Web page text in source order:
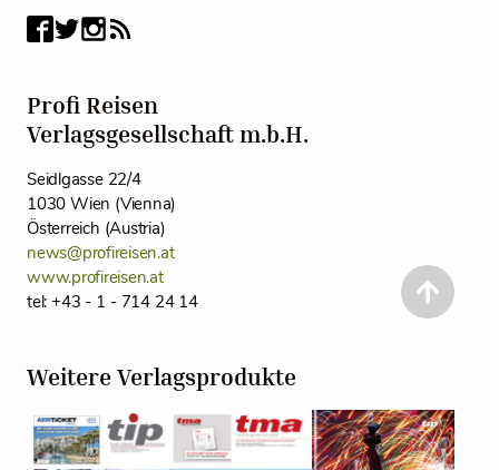
Profi Reisen
Verlagsgesellschaft m.b.H.
Seidlgasse 22/4
1030 Wien (Vienna)
Österreich (Austria)
news@profireisen.at
www.profireisen.at
tel: +43 - 1 - 714 24 14
Weitere Verlagsprodukte